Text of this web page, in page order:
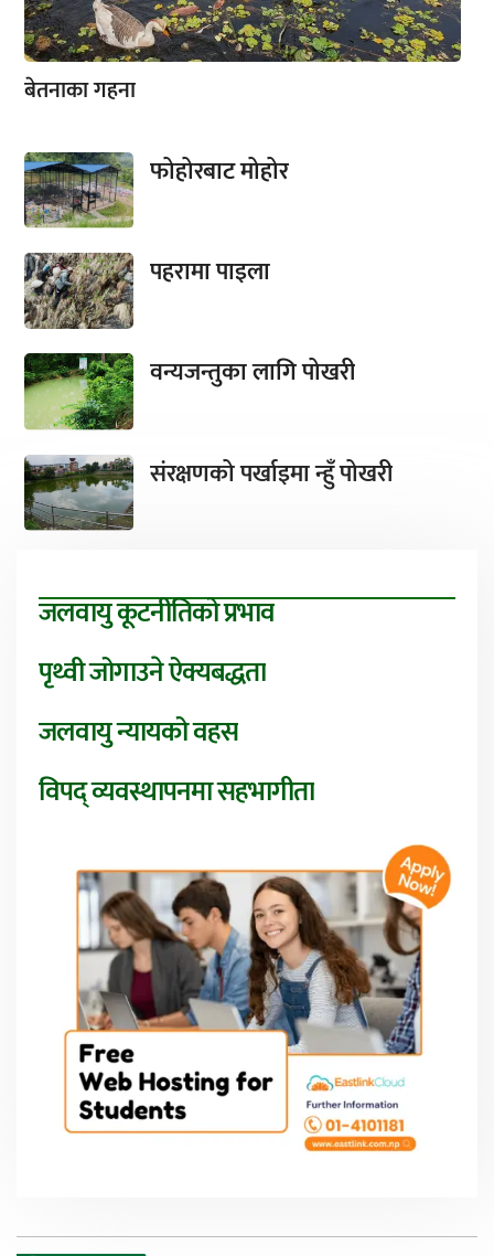
बेतनाका गहना
फोहोरबाट मोहोर
पहरामा पाइला
वन्यजन्तुका लागि पोखरी
संरक्षणको पर्खाइमा न्हुँ पोखरी
जलवायु कूटनीतिको प्रभाव
पृथ्वी जोगाउने ऐक्यबद्धता
जलवायु न्यायको वहस
विपद् व्यवस्थापनमा सहभागीता